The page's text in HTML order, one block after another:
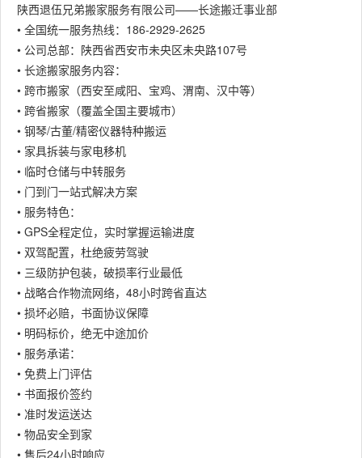
陕西退伍兄弟搬家服务有限公司——长途搬迁事业部
• 全国统一服务热线：186-2929-2625
• 公司总部：陕西省西安市未央区未央路107号
• 长途搬家服务内容：
• 跨市搬家（西安至咸阳、宝鸡、渭南、汉中等）
• 跨省搬家（覆盖全国主要城市）
• 钢琴/古董/精密仪器特种搬运
• 家具拆装与家电移机
• 临时仓储与中转服务
• 门到门一站式解决方案
• 服务特色：
• GPS全程定位，实时掌握运输进度
• 双驾配置，杜绝疲劳驾驶
• 三级防护包装，破损率行业最低
• 战略合作物流网络，48小时跨省直达
• 损坏必赔，书面协议保障
• 明码标价，绝无中途加价
• 服务承诺：
• 免费上门评估
• 书面报价签约
• 准时发运送达
• 物品安全到家
• 售后24小时响应